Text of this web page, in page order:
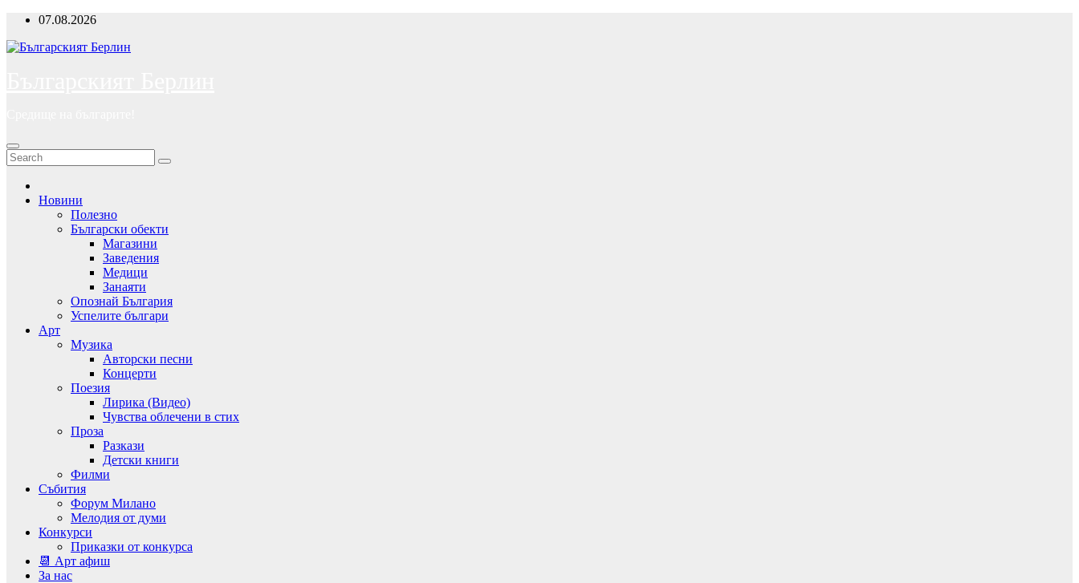
Skip
content
07.08.2026
Новини
Полезно
Български обекти
Магазини
Заведения
Медици
Занаяти
Опознай България
Успелите българи
Арт
Музика
Авторски песни
Концерти
Поезия
Лирика (Видео)
Чувства облечени в стих
Проза
Разкази
Детски книги
Филми
Събития
Форум Милано
Мелодия от думи
Конкурси
Приказки от конкурса
📆 Арт афиш
За нас